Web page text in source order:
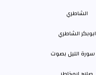
ابوبكر الشاطري